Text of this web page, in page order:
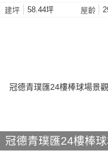
建坪 58.44坪 屋齡
冠德青璞匯24樓棒